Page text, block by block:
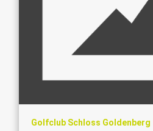
Golfclub Schloss Goldenberg